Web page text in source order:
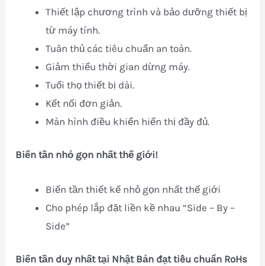
Thiết lập chương trình và bảo dưỡng thiết bị
từ máy tính.
Tuân thủ các tiêu chuẩn an toàn.
Giảm thiểu thời gian dừng máy.
Tuổi thọ thiết bị dài.
Kết nối đơn giản.
Màn hình điều khiển hiển thị đầy đủ.
Biến tần nhỏ gọn nhất thế giới!
Biến tần thiết kế nhỏ gọn nhất thế giới
Cho phép lắp đặt liền kề nhau “Side – By –
Side”
Biến tần duy nhất tại Nhật Bản đạt tiêu chuẩn RoHs